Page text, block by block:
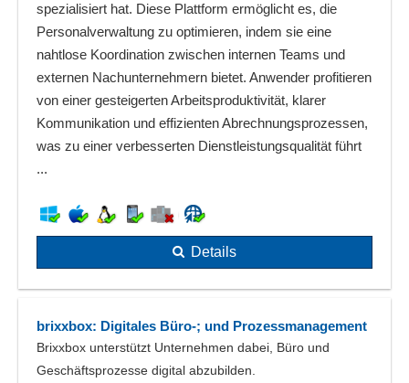
spezialisiert hat. Diese Plattform ermöglicht es, die
Personalverwaltung zu optimieren, indem sie eine
nahtlose Koordination zwischen internen Teams und
externen Nachunternehmern bietet. Anwender profitieren
von einer gesteigerten Arbeitsproduktivität, klarer
Kommunikation und effizienten Abrechnungsprozessen,
was zu einer verbesserten Dienstleistungsqualität führt
...
Details
brixxbox: Digitales Büro-; und Prozessmanagement
Brixxbox unterstützt Unternehmen dabei, Büro und
Geschäftsprozesse digital abzubilden.